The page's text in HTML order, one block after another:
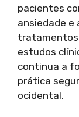
pacientes
ansiedade e
tratamentos
estudos
continua a
prática
ocidental.